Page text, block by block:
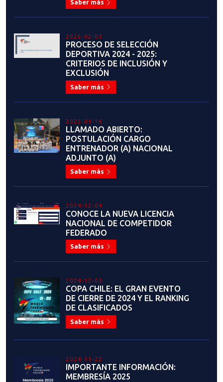
Saber más
2025-02-03
PROCESO DE SELECCIÓN
DEPORTIVA 2024 - 2025:
CRITERIOS DE INCLUSIÓN Y
EXCLUSIÓN
Saber más
2025-01-16
LLAMADO ABIERTO:
POSTULACIÓN CARGO
ENTRENADOR (A) NACIONAL
ADJUNTO (A)
Saber más
2024-12-04
CONOCE LA NUEVA LICENCIA
NACIONAL DE COMPETIDOR
FEDERADO
Saber más
2024-12-03
COPA CHILE: EL GRAN EVENTO
DE CIERRE DE 2024 Y EL RANKING
DE CLASIFICADOS
Saber más
2024-11-22
IMPORTANTE INFORMACIÓN:
MEMBRESÍA 2025